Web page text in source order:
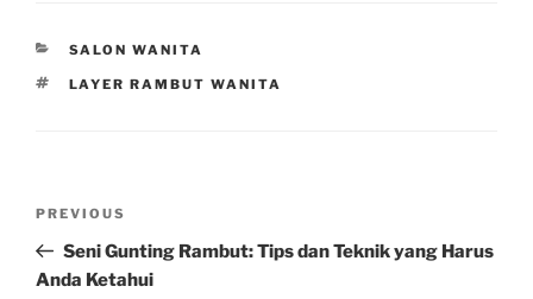
CATEGORIES
SALON WANITA
TAGS
LAYER RAMBUT WANITA
Previous
Post
PREVIOUS
Seni Gunting Rambut: Tips dan Teknik yang Harus
Anda Ketahui